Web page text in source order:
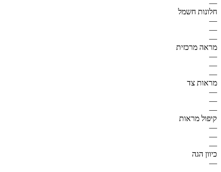
—
חלונות חשמל
—
—
—
מראה מרכזית
—
—
—
מראות צד
—
—
—
קיפול מראות
—
—
—
כיוון הגה
—